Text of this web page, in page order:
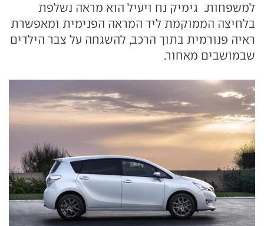
למשפחות. גימיק נח ויעיל הוא מראה נשלפת
בלחיצה הממוקמת ליד המראה הפנימית ומאפשרת
ראיה פנורמית בתוך הרכב, להשגחה על צבר הילדים
שבמושבים מאחור.